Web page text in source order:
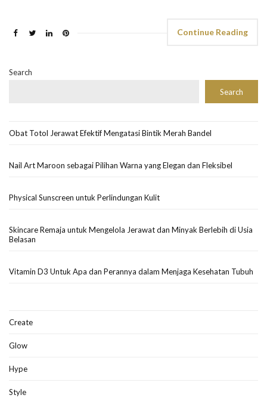
Continue Reading
Search
Search
Obat Totol Jerawat Efektif Mengatasi Bintik Merah Bandel
Nail Art Maroon sebagai Pilihan Warna yang Elegan dan Fleksibel
Physical Sunscreen untuk Perlindungan Kulit
Skincare Remaja untuk Mengelola Jerawat dan Minyak Berlebih di Usia
Belasan
Vitamin D3 Untuk Apa dan Perannya dalam Menjaga Kesehatan Tubuh
Create
Glow
Hype
Style